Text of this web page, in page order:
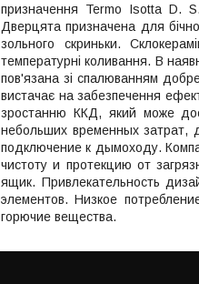
призначення Termo Isotta D. S.
Дверцята призначена для
зольного скриньки.
температурні коливання. В
пов'язана зі спалюванням
вистачає на забезпечення
зростанню ККД, який може
небольших временных затрат,
подключение к дымоходу.
чистоту и протекцию от
ящик. Привлекательность
элементов. Низкое
горючие вещества.